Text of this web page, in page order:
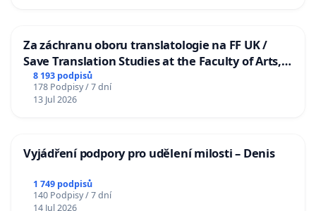
Za záchranu oboru translatologie na FF UK /
Save Translation Studies at the Faculty of Arts,
Charles University
8 193 podpisů
178 Podpisy / 7 dní
13 Jul 2026
Vyjádření podpory pro udělení milosti – Denis
1 749 podpisů
140 Podpisy / 7 dní
14 Jul 2026